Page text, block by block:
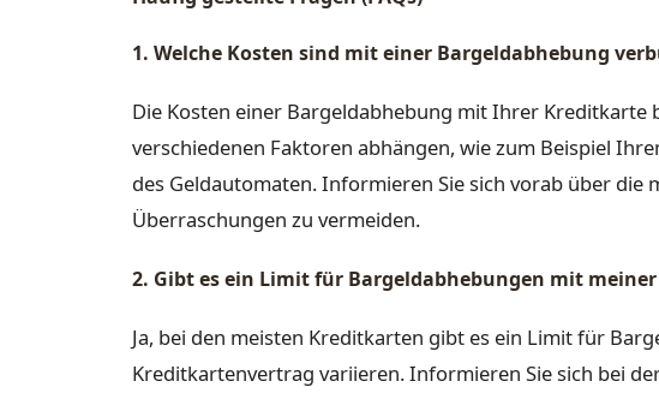
1. Welche Kosten sind mit einer Bargeldabhebung
Die Kosten einer Bargeldabhebung mit Ihrer Kreditkarte
verschiedenen Faktoren abhängen, wie zum Beispiel
des Geldautomaten. Informieren Sie sich vorab über die
Überraschungen zu vermeiden.
2. Gibt es ein Limit für Bargeldabhebungen mit
Ja, bei den meisten Kreditkarten gibt es ein Limit für
Kreditkartenvertrag variieren. Informieren Sie sich bei